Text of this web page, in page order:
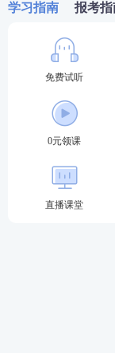
学习指南 报考指
免费试听
0元领课
直播课堂